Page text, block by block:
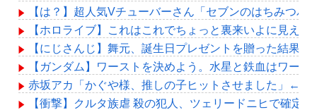
【は？】超人気Vチューバーさん「セブンのはちみつ
【ホロライブ】これはこれでちょっと裏来いよに見える
【にじさんじ】舞元、誕生日プレゼントを贈った結果
【ガンダム】ワーストを決めよう。水星と鉄血はワー
赤坂アカ「かぐや様、推しの子ヒットさせました」←こ
【衝撃】クルタ族虐 殺の犯人、ツェリードニヒで確定